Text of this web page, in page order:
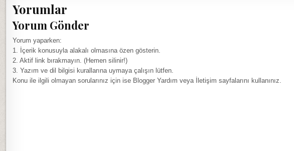
Yorumlar
Yorum Gönder
Yorum yaparken:
1. İçerik konusuyla alakalı olmasına özen gösterin.
2. Aktif link bırakmayın. (Hemen silinir!)
3. Yazım ve dil bilgisi kurallarına uymaya çalışın lütfen.
Konu ile ilgili olmayan sorularınız için ise Blogger Yardım veya İletişim sayfalarını kullanınız.